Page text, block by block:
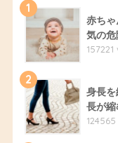
1
赤ち
気の
2
身長
長が